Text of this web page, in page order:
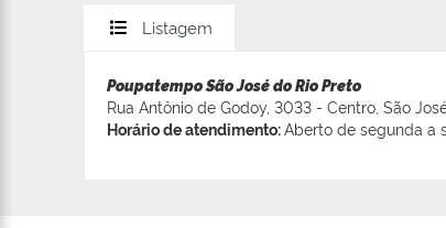
Listagem
Poupatempo São José do Rio Preto
Rua Antônio de Godoy, 3033 - Centro, São
Horário de atendimento:Aberto de segunda a